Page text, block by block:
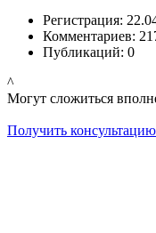
Регистрация:
Комментариев:
Публикаций: 0
^
Могут сложиться
Получить консультацию